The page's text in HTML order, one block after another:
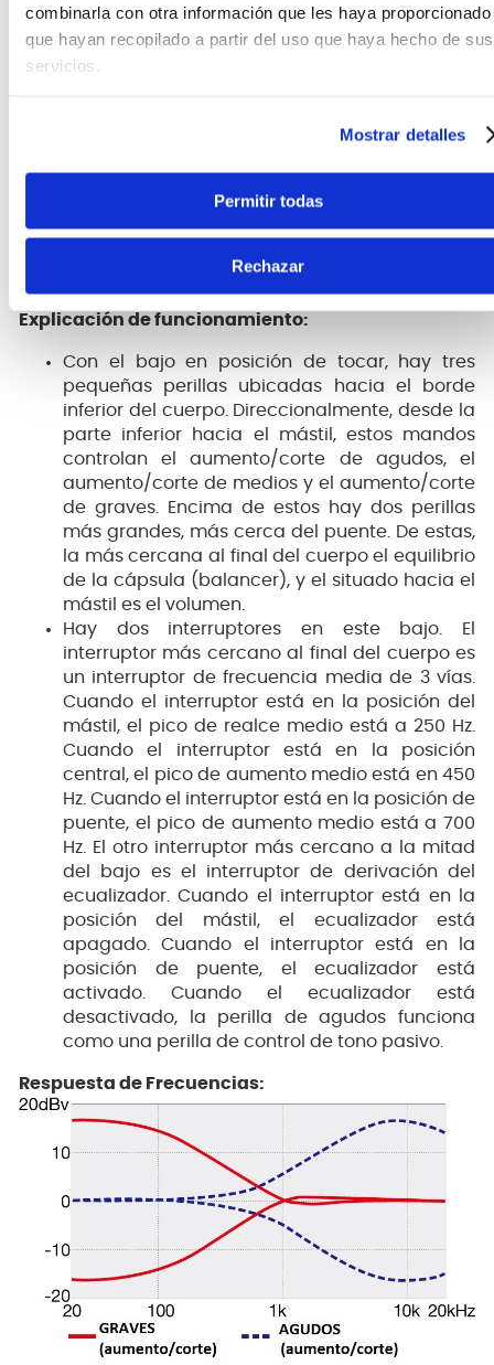
combinarla con otra información que les haya proporcionado
que hayan recopilado a partir del uso que haya hecho de sus
servicios.
Mostrar detalles
Permitir todas
Rechazar
Explicación de funcionamiento:
Con el bajo en posición de tocar, hay tres
pequeñas perillas ubicadas hacia el borde
inferior del cuerpo. Direccionalmente, desde la
parte inferior hacia el mástil, estos mandos
controlan el aumento/corte de agudos, el
aumento/corte de medios y el aumento/corte
de graves. Encima de estos hay dos perillas
más grandes, más cerca del puente. De estas,
la más cercana al final del cuerpo el equilibrio
de la cápsula (balancer), y el situado hacia el
mástil es el volumen.
Hay dos interruptores en este bajo. El
interruptor más cercano al final del cuerpo es
un interruptor de frecuencia media de 3 vías.
Cuando el interruptor está en la posición del
mástil, el pico de realce medio está a 250 Hz.
Cuando el interruptor está en la posición
central, el pico de aumento medio está en 450
Hz. Cuando el interruptor está en la posición de
puente, el pico de aumento medio está a 700
Hz. El otro interruptor más cercano a la mitad
del bajo es el interruptor de derivación del
ecualizador. Cuando el interruptor está en la
posición del mástil, el ecualizador está
apagado. Cuando el interruptor está en la
posición de puente, el ecualizador está
activado. Cuando el ecualizador está
desactivado, la perilla de agudos funciona
como una perilla de control de tono pasivo.
Respuesta de Frecuencias: